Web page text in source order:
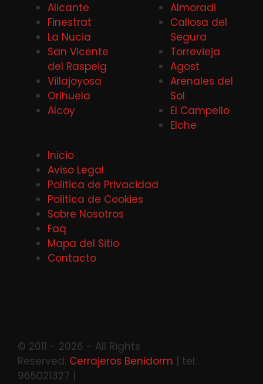
Alicante
Finestrat
La Nucia
San Vicente
del Raspeig
Villajoyosa
Orihuela
Alcoy
Almoradi
Callosa del
Segura
Torrevieja
Agost
Arenales del
Sol
El Campello
Elche
Inicio
Aviso Legal
Politica de Privacidad
Politica de Cookies
Sobre Nosotros
Faq
Mapa del Sitio
Contacto
© 2011 - 2026 - All Rights
Reserved. Cerrajeros Benidorm | tel:
965021327 |